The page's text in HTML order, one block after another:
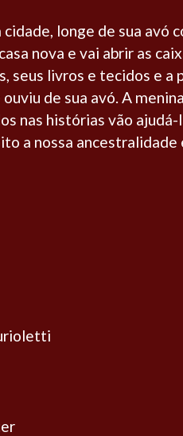
longe de sua avó
nova e vai abrir as
seus livros e tecidos e a
de sua avó. A
nas histórias vão ajudá-
a nossa ancestralidade